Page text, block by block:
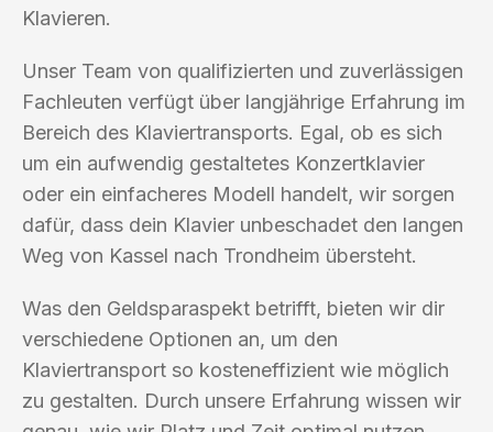
Klavieren.
Unser Team von qualifizierten und zuverlässigen
Fachleuten verfügt über langjährige Erfahrung im
Bereich des Klaviertransports. Egal, ob es sich
um ein aufwendig gestaltetes Konzertklavier
oder ein einfacheres Modell handelt, wir sorgen
dafür, dass dein Klavier unbeschadet den langen
Weg von Kassel nach Trondheim übersteht.
Was den Geldsparaspekt betrifft, bieten wir dir
verschiedene Optionen an, um den
Klaviertransport so kosteneffizient wie möglich
zu gestalten. Durch unsere Erfahrung wissen wir